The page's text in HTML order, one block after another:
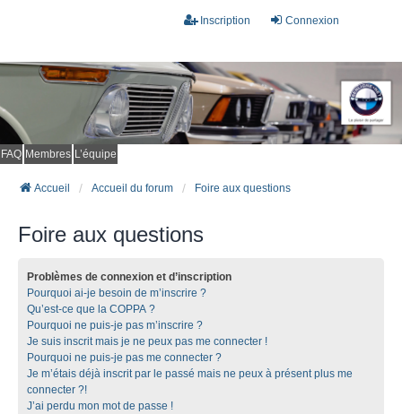
Connexion
Inscription
FAQ Membres L’équipe
Accueil Accueil du forum Foire aux questions
Foire aux questions
Problèmes de connexion et d’inscription
Pourquoi ai-je besoin de m’inscrire ?
Qu’est-ce que la COPPA ?
Pourquoi ne puis-je pas m’inscrire ?
Je suis inscrit mais je ne peux pas me connecter !
Pourquoi ne puis-je pas me connecter ?
Je m’étais déjà inscrit par le passé mais ne peux à présent plus me
connecter ?!
J’ai perdu mon mot de passe !